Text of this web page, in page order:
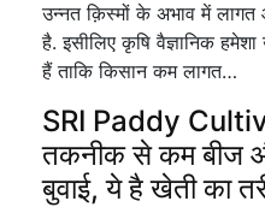
उन्नत क़िस्मों के अभाव में लागत
है. इसीलिए कृषि वैज्ञानिक
हैं ताकि किसान कम लागत…
SRI Paddy
तकनीक से कम बीज
बुवाई, ये है खेती का